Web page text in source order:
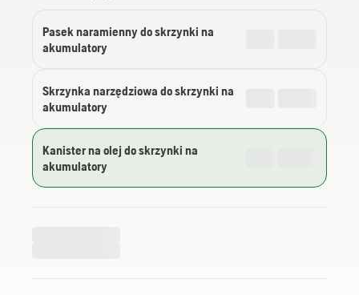
Pasek naramienny do skrzynki na
akumulatory
Skrzynka narzędziowa do skrzynki na
akumulatory
Kanister na olej do skrzynki na
akumulatory